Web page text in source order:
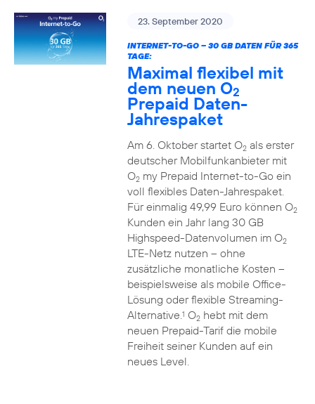
23. September 2020
INTERNET-TO-GO – 30 GB DATEN FÜR 365
TAGE:
Maximal flexibel mit
dem neuen O2
Prepaid Daten-
Jahrespaket
Am 6. Oktober startet O2als erster
deutscher Mobilfunkanbieter mit
O2my Prepaid Internet-to-Go ein
voll flexibles Daten-Jahrespaket.
Für einmalig 49,99 Euro können O2
Kunden ein Jahr lang 30 GB
Highspeed-Datenvolumen im O2
LTE-Netz nutzen – ohne
zusätzliche monatliche Kosten –
beispielsweise als mobile Office-
Lösung oder flexible Streaming-
Alternative.1 O2hebt mit dem
neuen Prepaid-Tarif die mobile
Freiheit seiner Kunden auf ein
neues Level.